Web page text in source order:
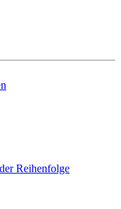
Reihenfolge